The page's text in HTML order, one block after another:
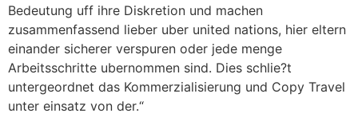
Bedeutung uff ihre Diskretion und machen
zusammenfassend lieber uber united nations, hier eltern
einander sicherer verspuren oder jede menge
Arbeitsschritte ubernommen sind. Dies schlie?t
untergeordnet das Kommerzialisierung und Copy Travel
unter einsatz von der.“